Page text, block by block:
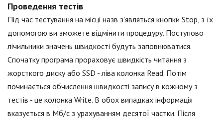
Проведення тестів
Під час тестування на місці назв з'являться кнопки Stop, з їх
допомогою ви зможете відмінити процедуру. Поступово
лічильники значень швидкості будуть заповнюватися.
Спочатку програма прораховує швидкість читання з
жорсткого диску або SSD - ліва колонка Read. Потім
починається обчислення швидкості запису в кожному з
тестів - це колонка Write. В обох випадках інформація
вказується в Мб/с з урахуванням десятої частки. Після